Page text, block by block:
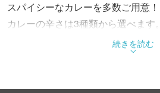
スパイシーなカレーを多数ご用意！
カレーの辛さは3種類から選べます。
もっちりとした食感のナンや、
タンドリー料理とともに召し上がれ♪
◆お弁当はじめました580円〜◆
続きを読む